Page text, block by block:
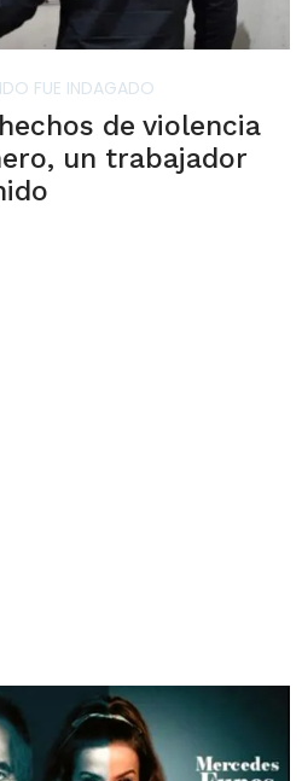
FUE INDAGADO
de violencia
un trabajador